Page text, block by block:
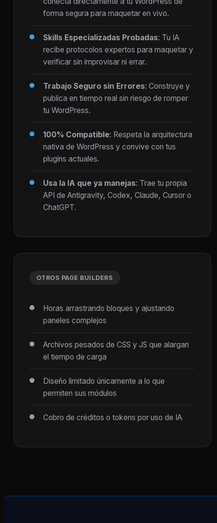
forma segura para maquetar en vivo.
Skills Especializadas Probadas: Tu IA
recibe protocolos expertos para maquetar y
verificar sin improvisar ni errar.
Trabajo Seguro sin Errores: Construye y
publica en tiempo real sin riesgo de romper
tu WordPress.
100% Compatible: Respeta la arquitectura
nativa de WordPress y convive con tus
plugins actuales.
Usa la IA que ya manejas: Trae tu propia
API de Antigravity, Codex, Claude, Cursor o
ChatGPT.
OTROS PAGE BUILDERS
Horas arrastrando bloques y ajustando
paneles complejos
Archivos pesados de CSS y JS que alargan
el tiempo de carga
Diseño limitado únicamente a lo que
permiten sus módulos
Cobro de créditos o tokens por uso de IA